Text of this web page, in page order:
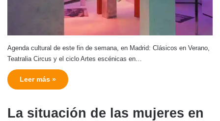
Agenda cultural de este fin de semana, en Madrid: Clásicos en Verano,
Teatralia Circus y el ciclo Artes escénicas en…
Leer más »
La situación de las mujeres en